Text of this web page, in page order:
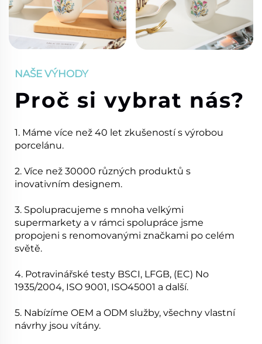
NAŠE VÝHODY
Proč si vybrat nás?
1. Máme více než 40 let zkušeností s výrobou
porcelánu.
2. Více než 30000 různých produktů s
inovativním designem.
3. Spolupracujeme s mnoha velkými
supermarkety a v rámci spolupráce jsme
propojeni s renomovanými značkami po celém
světě.
4. Potravinářské testy BSCI, LFGB, (EC) No
1935/2004, ISO 9001, ISO45001 a další.
5. Nabízíme OEM a ODM služby, všechny vlastní
návrhy jsou vítány.